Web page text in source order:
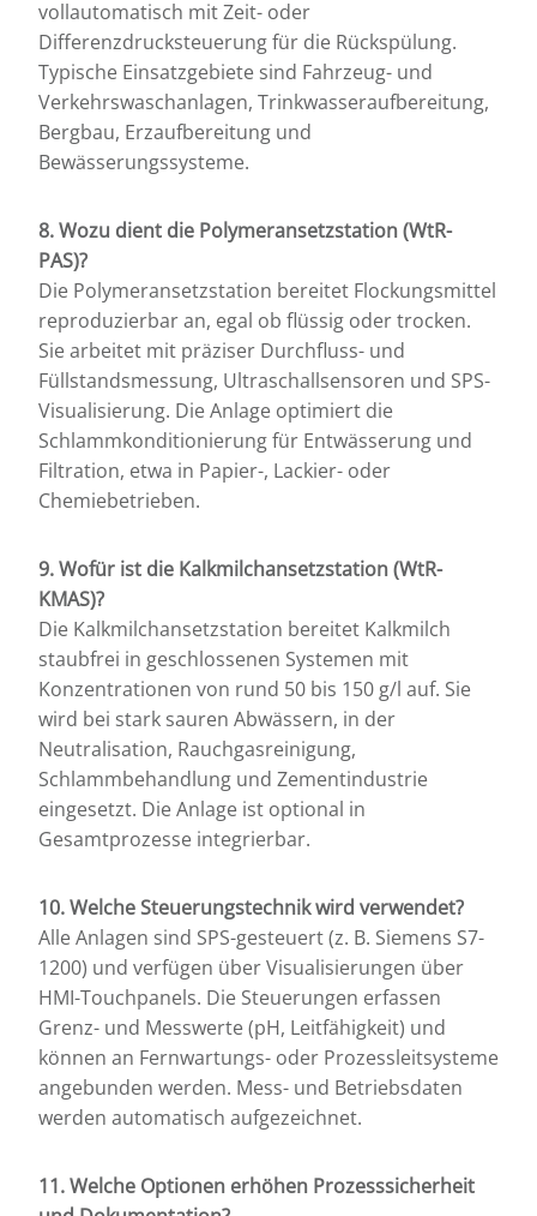
vollautomatisch mit Zeit- oder
Differenzdrucksteuerung für die Rückspülung.
Typische Einsatzgebiete sind Fahrzeug- und
Verkehrswaschanlagen, Trinkwasseraufbereitung,
Bergbau, Erzaufbereitung und
Bewässerungssysteme.
8. Wozu dient die Polymeransetzstation (WtR-
PAS)?
Die Polymeransetzstation bereitet Flockungsmittel
reproduzierbar an, egal ob flüssig oder trocken.
Sie arbeitet mit präziser Durchfluss- und
Füllstandsmessung, Ultraschallsensoren und SPS-
Visualisierung. Die Anlage optimiert die
Schlammkonditionierung für Entwässerung und
Filtration, etwa in Papier-, Lackier- oder
Chemiebetrieben.
9. Wofür ist die Kalkmilchansetzstation (WtR-
KMAS)?
Die Kalkmilchansetzstation bereitet Kalkmilch
staubfrei in geschlossenen Systemen mit
Konzentrationen von rund 50 bis 150 g/l auf. Sie
wird bei stark sauren Abwässern, in der
Neutralisation, Rauchgasreinigung,
Schlammbehandlung und Zementindustrie
eingesetzt. Die Anlage ist optional in
Gesamtprozesse integrierbar.
10. Welche Steuerungstechnik wird verwendet?
Alle Anlagen sind SPS-gesteuert (z. B. Siemens S7-
1200) und verfügen über Visualisierungen über
HMI-Touchpanels. Die Steuerungen erfassen
Grenz- und Messwerte (pH, Leitfähigkeit) und
können an Fernwartungs- oder Prozessleitsysteme
angebunden werden. Mess- und Betriebsdaten
werden automatisch aufgezeichnet.
11. Welche Optionen erhöhen Prozesssicherheit